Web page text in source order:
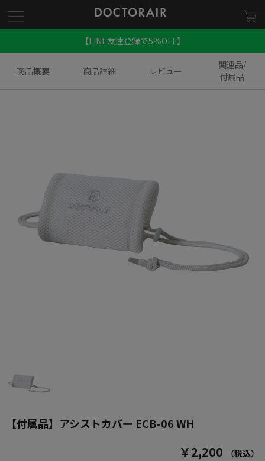
【LINE友達登録で5％OFF】
商品概要 商品詳細 レビュー
関連品/
付属品
【付属品】アシストカバー ECB-06 WH
￥2,200
（税込）